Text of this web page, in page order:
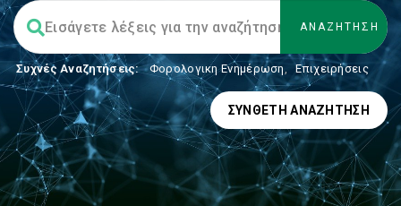
Συχνές Αναζητήσεις: Φορολογικη Ενημέρωση, Επιχειρήσεις
ΣΎΝΘΕΤΗ ΑΝΑΖΉΤΗΣΗ